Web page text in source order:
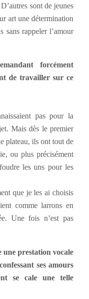
sont de jeunes
art une détermination
sans rappeler l’amour
forcément
de travailler sur ce
pas pour la
Mais dès le premier
plateau, ils ont tout de
ou plus précisément
les uns pour les
que je les ai choisis
comme larrons en
Une fois n’est pas
une prestation vocale
ses amours
se cale une telle